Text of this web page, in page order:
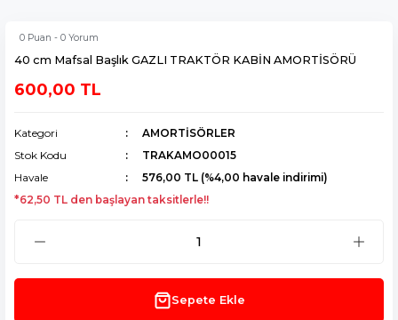
0 Puan - 0 Yorum
40 cm Mafsal Başlık GAZLI TRAKTÖR KABİN AMORTİSÖRÜ
600,00 TL
Kategori
AMORTİSÖRLER
Stok Kodu
TRAKAMO00015
Havale
576,00 TL (%4,00 havale indirimi)
*62,50 TL den başlayan taksitlerle!!
Sepete Ekle